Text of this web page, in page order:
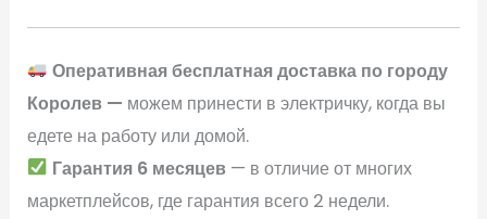
Оперативная бесплатная доставка по городу
Королев — можем принести в электричку, когда вы
едете на работу или домой.
Гарантия 6 месяцев — в отличие от многих
маркетплейсов, где гарантия всего 2 недели.